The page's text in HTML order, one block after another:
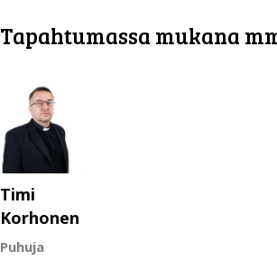
Tapahtumassa mukana
Timi
Korhonen
Puhuja